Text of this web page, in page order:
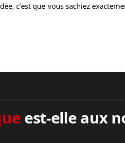
c’est que vous sachiez
est-elle aux